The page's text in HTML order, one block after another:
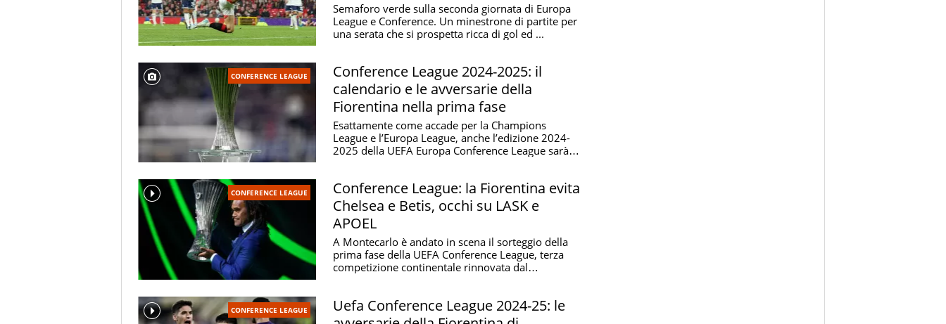
Semaforo verde sulla seconda giornata di Europa
League e Conference. Un minestrone di partite per
una serata che si prospetta ricca di gol ed ...
CONFERENCE LEAGUE
Conference League 2024-2025: il
calendario e le avversarie della
Fiorentina nella prima fase
Esattamente come accade per la Champions
League e l’Europa League, anche l’edizione 2024-
2025 della UEFA Europa Conference League sarà
CONFERENCE LEAGUE
Conference League: la Fiorentina evita
Chelsea e Betis, occhi su LASK e
APOEL
A Montecarlo è andato in scena il sorteggio della
prima fase della UEFA Conference League, terza
competizione continentale rinnovata dal
CONFERENCE LEAGUE
Uefa Conference League 2024-25: le